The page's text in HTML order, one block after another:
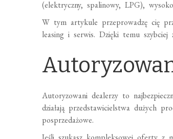
(elektryczny, spalinowy, LPG),
W tym artykule przeprowadzę cię
leasing i serwis. Dzięki temu
Autoryzowani dealerzy to
działają przedstawicielstwa dużych
posprzedażowe.